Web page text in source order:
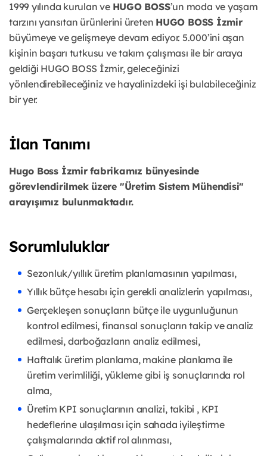
1999 yılında kurulan ve HUGO BOSS’un moda ve yaşam
tarzını yansıtan ürünlerini üreten HUGO BOSS İzmir
büyümeye ve gelişmeye devam ediyor. 5.000’ini aşan
kişinin başarı tutkusu ve takım çalışması ile bir araya
geldiği HUGO BOSS İzmir, geleceğinizi
yönlendirebileceğiniz ve hayalinizdeki işi bulabileceğiniz
bir yer.
İlan Tanımı
Hugo Boss İzmir fabrikamız bünyesinde
görevlendirilmek üzere "Üretim Sistem Mühendisi"
arayışımız bulunmaktadır.
Sorumluluklar
Sezonluk/yıllık üretim planlamasının yapılması,
Yıllık bütçe hesabı için gerekli analizlerin yapılması,
Gerçekleşen sonuçların bütçe ile uygunluğunun
kontrol edilmesi, finansal sonuçların takip ve analiz
edilmesi, darboğazların analiz edilmesi,
Haftalık üretim planlama, makine planlama ile
üretim verimliliği, yükleme gibi iş sonuçlarında rol
alma,
Üretim KPI sonuçlarının analizi, takibi , KPI
hedeflerine ulaşılması için sahada iyileştirme
çalışmalarında aktif rol alınması,